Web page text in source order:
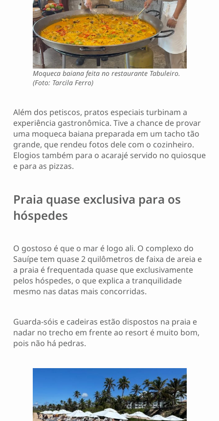
Moqueca baiana feita no restaurante Tabuleiro.
(Foto: Tarcila Ferro)
Além dos petiscos, pratos especiais turbinam a
experiência gastronômica. Tive a chance de provar
uma moqueca baiana preparada em um tacho tão
grande, que rendeu fotos dele com o cozinheiro.
Elogios também para o acarajé servido no quiosque
e para as pizzas.
Praia quase exclusiva para os
hóspedes
O gostoso é que o mar é logo ali. O complexo do
Sauípe tem quase 2 quilômetros de faixa de areia e
a praia é frequentada quase que exclusivamente
pelos hóspedes, o que explica a tranquilidade
mesmo nas datas mais concorridas.
Guarda-sóis e cadeiras estão dispostos na praia e
nadar no trecho em frente ao resort é muito bom,
pois não há pedras.